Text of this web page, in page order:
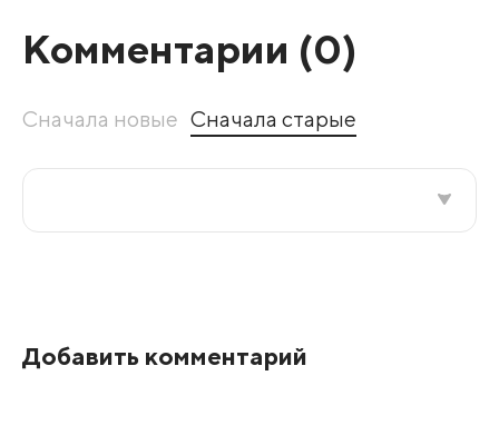
Комментарии (0)
Сначала новые Сначала старые
Добавить комментарий